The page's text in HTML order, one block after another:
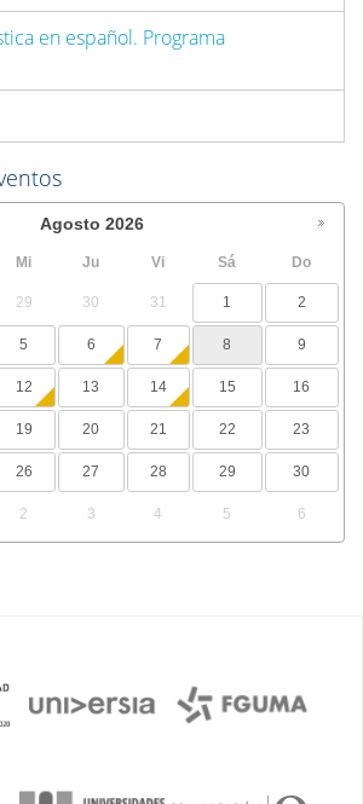
en español. Programa
Agosto 2026
Mi Ju Vi Sá Do
29 30 31 1 2
5 6 7 8 9
12 13 14 15 16
19 20 21 22 23
26 27 28 29 30
2 3 4 5 6